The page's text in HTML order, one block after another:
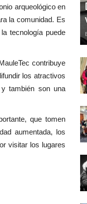
arqueológico en
la comunidad. Es
tecnología puede
contribuye
los atractivos
también son una
que tomen
aumentada, los
visitar los lugares